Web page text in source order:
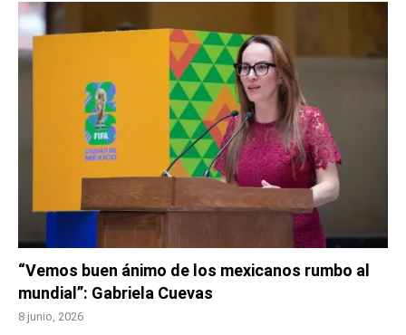
“Vemos buen ánimo de los mexicanos rumbo al
mundial”: Gabriela Cuevas
8 junio, 2026